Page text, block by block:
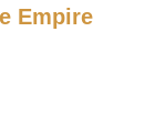
Empire